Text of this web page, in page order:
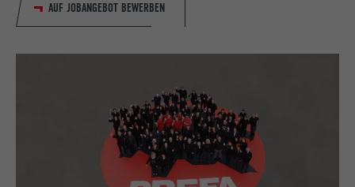
AUF JOBANGEBOT BEWERBEN